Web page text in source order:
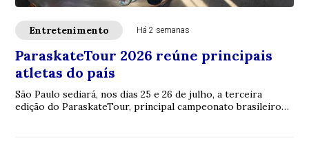
Entretenimento Há 2 semanas
ParaskateTour 2026 reúne principais
atletas do país
São Paulo sediará, nos dias 25 e 26 de julho, a terceira
edição do ParaskateTour, principal campeonato brasileiro